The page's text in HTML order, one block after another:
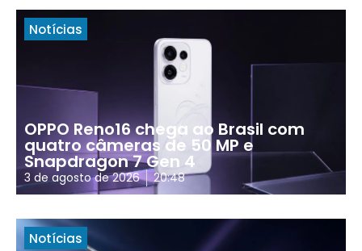
Notícias
OPPO Reno16 chega ao Brasil com
quatro câmeras de 50 MP e
Snapdragon 7 Gen 4
3 de agosto de 2026 20:48
Notícias